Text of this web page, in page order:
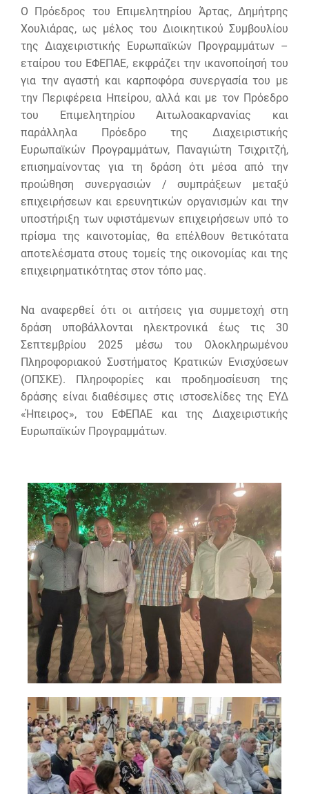
Ο Πρόεδρος του Επιμελητηρίου Άρτας, Δημήτρης
Χουλιάρας, ως μέλος του Διοικητικού Συμβουλίου
της Διαχειριστικής Ευρωπαϊκών Προγραμμάτων –
εταίρου του ΕΦΕΠΑΕ, εκφράζει την ικανοποίησή του
για την αγαστή και καρποφόρα συνεργασία του με
την Περιφέρεια Ηπείρου, αλλά και με τον Πρόεδρο
του Επιμελητηρίου Αιτωλοακαρνανίας και
παράλληλα Πρόεδρο της Διαχειριστικής
Ευρωπαϊκών Προγραμμάτων, Παναγιώτη Τσιχριτζή,
επισημαίνοντας για τη δράση ότι μέσα από την
προώθηση συνεργασιών / συμπράξεων μεταξύ
επιχειρήσεων και ερευνητικών οργανισμών και την
υποστήριξη των υφιστάμενων επιχειρήσεων υπό το
πρίσμα της καινοτομίας, θα επέλθουν θετικότατα
αποτελέσματα στους τομείς της οικονομίας και της
επιχειρηματικότητας στον τόπο μας.
Να αναφερθεί ότι οι αιτήσεις για συμμετοχή στη
δράση υποβάλλονται ηλεκτρονικά έως τις 30
Σεπτεμβρίου 2025 μέσω του Ολοκληρωμένου
Πληροφοριακού Συστήματος Κρατικών Ενισχύσεων
(ΟΠΣΚΕ). Πληροφορίες και προδημοσίευση της
δράσης είναι διαθέσιμες στις ιστοσελίδες της ΕΥΔ
«Ήπειρος», του ΕΦΕΠΑΕ και της Διαχειριστικής
Ευρωπαϊκών Προγραμμάτων.